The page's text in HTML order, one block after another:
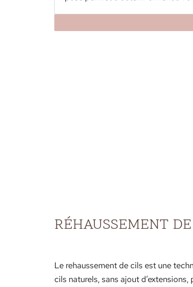
RÉHAUSSEMENT
Le rehaussement de cils est une
cils naturels, sans ajout